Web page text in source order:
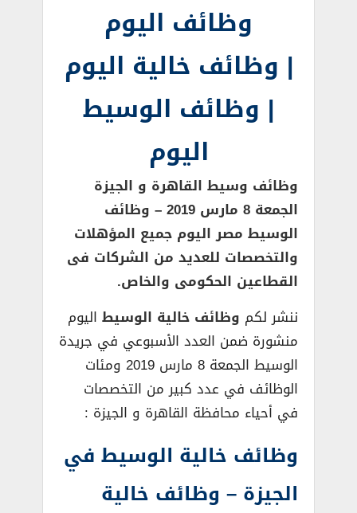
وظائف اليوم
| وظائف خالية اليوم
| وظائف الوسيط
اليوم
وظائف وسيط القاهرة و الجيزة
الجمعة 8 مارس 2019 – وظائف
الوسيط مصر اليوم جميع المؤهلات
والتخصصات للعديد من الشركات فى
القطاعين الحكومى والخاص.
ننشر لكم وظائف خالية الوسيط اليوم
منشورة ضمن العدد الأسبوعي في جريدة
الوسيط الجمعة 8 مارس 2019 ومئات
الوظائف في عدد كبير من التخصصات
في أحياء محافظة القاهرة و الجيزة :
وظائف خالية الوسيط في
الجيزة – وظائف خالية